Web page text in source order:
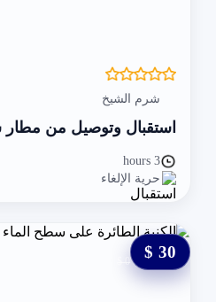
شرم الشيخ
استقبال وتوصيل من
3 hours
حرية الإلغاء
30 $
0 $